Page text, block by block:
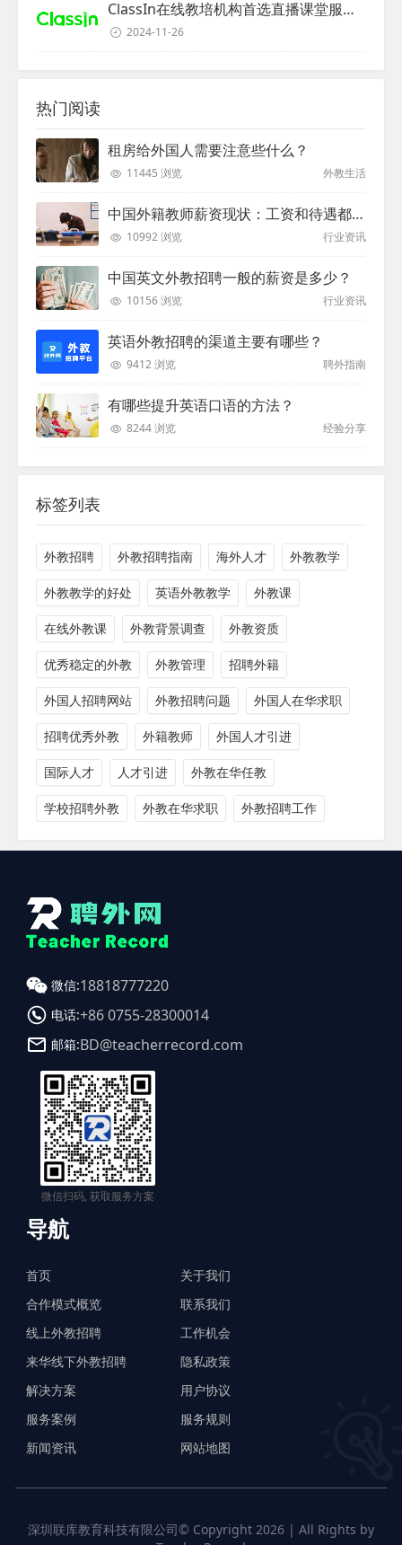
ClassIn在线教培机构首选直播课堂服务商
2024-11-26
热门阅读
租房给外国人需要注意些什么？
11445 浏览 外教生活
中国外籍教师薪资现状：工资和待遇都非常高
10992 浏览 行业资讯
中国英文外教招聘一般的薪资是多少？
10156 浏览 行业资讯
英语外教招聘的渠道主要有哪些？
9412 浏览 聘外指南
有哪些提升英语口语的方法？
8244 浏览 经验分享
标签列表
外教招聘 外教招聘指南 海外人才 外教教学
外教教学的好处 英语外教教学 外教课
在线外教课 外教背景调查 外教资质
优秀稳定的外教 外教管理 招聘外籍
外国人招聘网站 外教招聘问题 外国人在华求职
招聘优秀外教 外籍教师 外国人才引进
国际人才 人才引进 外教在华任教
学校招聘外教 外教在华求职 外教招聘工作
微信:18818777220
电话:+86 0755-28300014
邮箱:BD@teacherrecord.com
微信扫码, 获取服务方案
导航
首页
合作模式概览
线上外教招聘
来华线下外教招聘
解决方案
服务案例
新闻资讯
关于我们
联系我们
工作机会
隐私政策
用户协议
服务规则
网站地图
深圳联库教育科技有限公司© Copyright 2026 | All Rights by